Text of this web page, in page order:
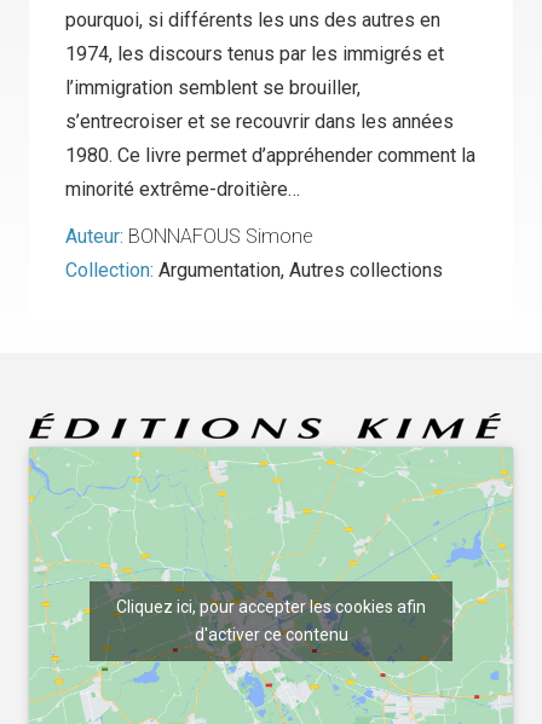
pourquoi, si différents les uns des autres en
1974, les discours tenus par les immigrés et
l’immigration semblent se brouiller,
s’entrecroiser et se recouvrir dans les années
1980. Ce livre permet d’appréhender comment la
minorité extrême-droitière…
Auteur: BONNAFOUS Simone
Collection: Argumentation, Autres collections
Cliquez ici, pour accepter les cookies afin
d'activer ce contenu